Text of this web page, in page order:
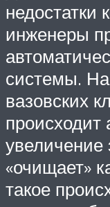
недостатки
инженеры
системы.
вазовских
происходит
увеличение
«очищает»
такое